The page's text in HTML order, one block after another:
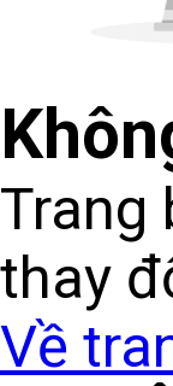
Trang
thay
Về